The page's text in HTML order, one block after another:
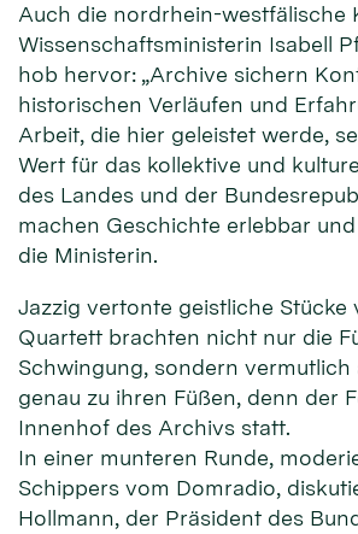
Auch die nordrhein-westfälische
Wissenschaftsministerin Isabell
hob hervor: „Archive sichern
historischen Verläufen und
Arbeit, die hier geleistet werde,
Wert für das kollektive und
des Landes und der
machen Geschichte erlebbar
die Ministerin.
Jazzig vertonte geistliche Stücke
Quartett brachten nicht nur die
Schwingung, sondern vermutlich
genau zu ihren Füßen, denn der
Innenhof des Archivs statt.
In einer munteren Runde,
Schippers vom Domradio,
Hollmann, der Präsident des